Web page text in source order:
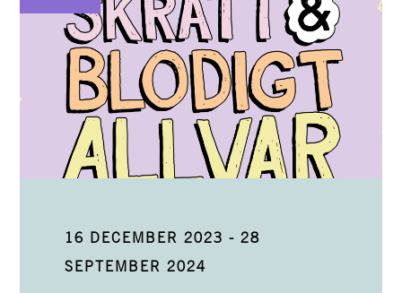
16 DECEMBER 2023 -28
SEPTEMBER 2024